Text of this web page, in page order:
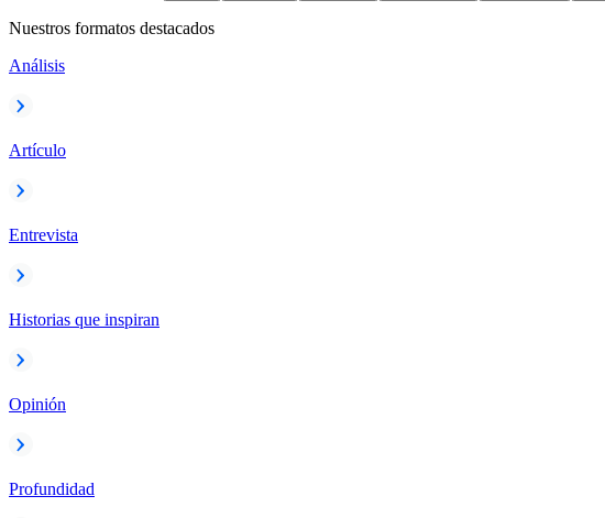
Nuestros formatos destacados
Análisis
Artículo
Entrevista
Historias que inspiran
Opinión
Profundidad